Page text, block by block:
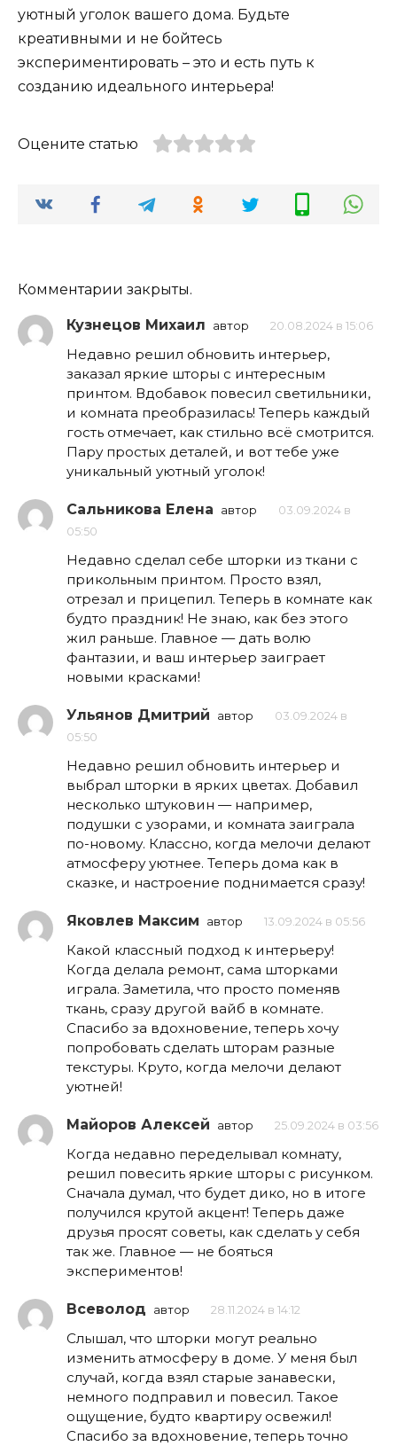
уютный уголок вашего дома. Будьте
креативными и не бойтесь
экспериментировать – это и есть путь к
созданию идеального интерьера!
Оцените статью
Комментарии закрыты.
Кузнецов Михаил автор 20.08.2024 в 15:06
Недавно решил обновить интерьер,
заказал яркие шторы с интересным
принтом. Вдобавок повесил светильники,
и комната преобразилась! Теперь каждый
гость отмечает, как стильно всё смотрится.
Пару простых деталей, и вот тебе уже
уникальный уютный уголок!
Сальникова Елена автор
03.09.2024 в
05:50
Недавно сделал себе шторки из ткани с
прикольным принтом. Просто взял,
отрезал и прицепил. Теперь в комнате как
будто праздник! Не знаю, как без этого
жил раньше. Главное — дать волю
фантазии, и ваш интерьер заиграет
новыми красками!
Ульянов Дмитрий автор
03.09.2024 в
05:50
Недавно решил обновить интерьер и
выбрал шторки в ярких цветах. Добавил
несколько штуковин — например,
подушки с узорами, и комната заиграла
по-новому. Классно, когда мелочи делают
атмосферу уютнее. Теперь дома как в
сказке, и настроение поднимается сразу!
Яковлев Максим автор 13.09.2024 в 05:56
Какой классный подход к интерьеру!
Когда делала ремонт, сама шторками
играла. Заметила, что просто поменяв
ткань, сразу другой вайб в комнате.
Спасибо за вдохновение, теперь хочу
попробовать сделать шторам разные
текстуры. Круто, когда мелочи делают
уютней!
Майоров Алексей автор 25.09.2024 в 03:56
Когда недавно переделывал комнату,
решил повесить яркие шторы с рисунком.
Сначала думал, что будет дико, но в итоге
получился крутой акцент! Теперь даже
друзья просят советы, как сделать у себя
так же. Главное — не бояться
экспериментов!
Всеволод автор 28.11.2024 в 14:12
Слышал, что шторки могут реально
изменить атмосферу в доме. У меня был
случай, когда взял старые занавески,
немного подправил и повесил. Такое
ощущение, будто квартиру освежил!
Спасибо за вдохновение, теперь точно